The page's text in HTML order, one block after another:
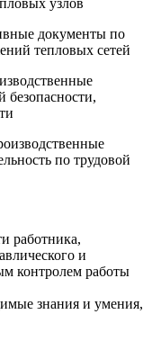
документы по
тепловых сетей
по трудовой
работника,
и
контролем работы
знания и умения,